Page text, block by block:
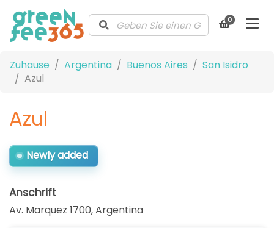
0
Zuhause Argentina Buenos Aires
San Isidro
Azul
Azul
Newly added
Anschrift
Av. Marquez 1700,Argentina